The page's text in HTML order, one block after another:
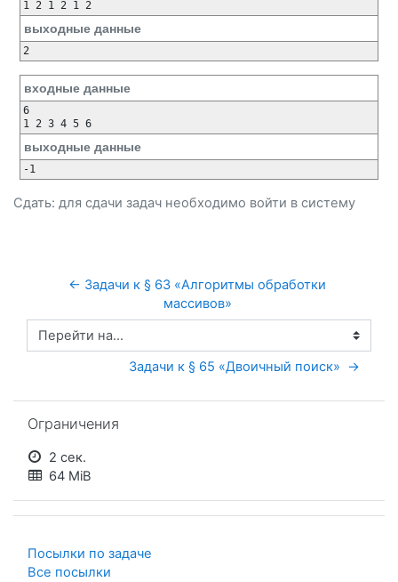
выходные данные
входные данные
6
выходные данные
Сдать: для сдачи задач необходимо войти в систему
← Задачи к § 63 «Алгоритмы обработки
массивов»
Перейти на...
Задачи к § 65 «Двоичный поиск»  →
Ограничения
2 сек.
64 MiB
Посылки по задаче
Все посылки